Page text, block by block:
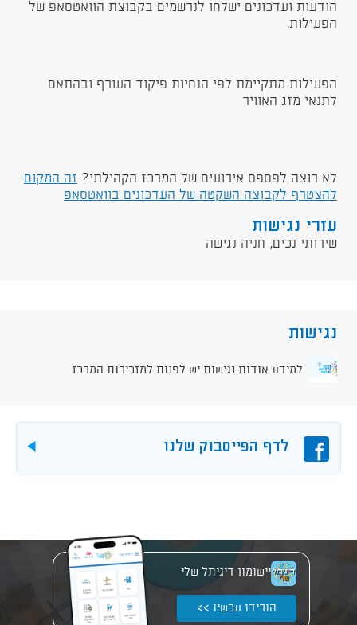
הודעות ועדכונים ישלחו לנרשמים בקבוצת הוואטסאפ של
הפעילות.
הפעילות מתקיימת לפי הנחיות פיקוד העורף ובהתאם
לתנאי מזג האוויר
לא רוצה לפספס אירועים של המרכז הקהילתי? זה המקום
להצטרף לקבוצה השקטה של העדכונים בוואטסאפ
עזרי נגישות
שירותי נכים, חניה נגישה
נגישות
למידע אודות נגישות יש לפנות למזכירות המרכז
פייסבוקלדף הפייסבוק שלנו
יישומון דיגיתל שלי
הורידו עכשיו >>